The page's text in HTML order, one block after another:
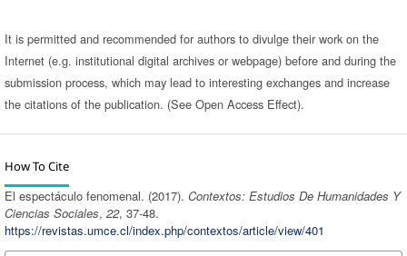
It is permitted and recommended for authors to divulge their work on the
Internet (e.g. institutional digital archives or webpage) before and during the
submission process, which may lead to interesting exchanges and increase
the citations of the publication. (See Open Access Effect).
How To Cite
El espectáculo fenomenal. (2017). Contextos: Estudios De Humanidades Y
Ciencias Sociales, 22, 37-48.
https://revistas.umce.cl/index.php/contextos/article/view/401